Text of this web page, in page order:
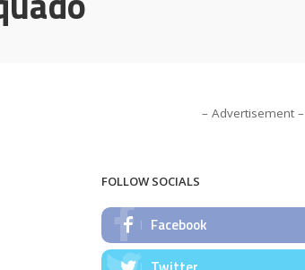
– Advertisement –
FOLLOW SOCIALS
Facebook